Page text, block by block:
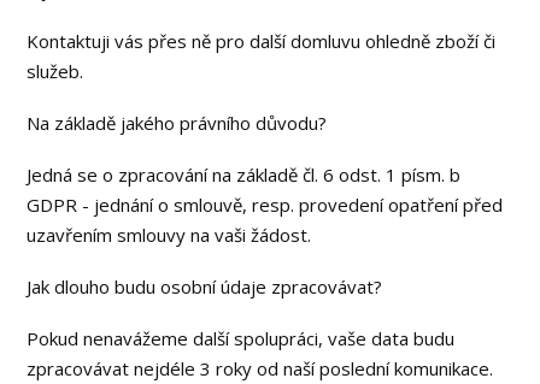
Kontaktuji vás přes ně pro další domluvu ohledně zboží či
služeb.
Na základě jakého právního důvodu?
Jedná se o zpracování na základě čl. 6 odst. 1 písm. b
GDPR - jednání o smlouvě, resp. provedení opatření před
uzavřením smlouvy na vaši žádost.
Jak dlouho budu osobní údaje zpracovávat?
Pokud nenavážeme další spolupráci, vaše data budu
zpracovávat nejdéle 3 roky od naší poslední komunikace.